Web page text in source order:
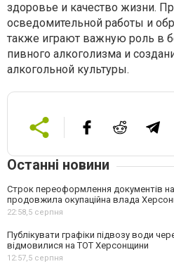
здоровье и качество жизни.
осведомительной работы и
также играют важную роль в
пивного алкоголизма и
алкогольной культуры.
Останні новини
Строк переоформлення документів
продовжила окупаційна влада
22:58,5 серпня
Публікувати графіки підвозу води
відмовилися на ТОТ Херсонщини
12:57,5 серпня